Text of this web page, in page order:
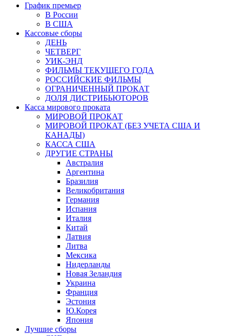
График премьер
В России
В США
Кассовые сборы
ДЕНЬ
ЧЕТВЕРГ
УИК-ЭНД
ФИЛЬМЫ ТЕКУЩЕГО ГОДА
РОССИЙСКИЕ ФИЛЬМЫ
ОГРАНИЧЕННЫЙ ПРОКАТ
ДОЛЯ ДИСТРИБЬЮТОРОВ
Касса мирового проката
МИРОВОЙ ПРОКАТ
МИРОВОЙ ПРОКАТ (БЕЗ УЧЕТА США И
КАНАДЫ)
КАССА США
ДРУГИЕ СТРАНЫ
Австралия
Аргентина
Бразилия
Великобритания
Германия
Испания
Италия
Китай
Латвия
Литва
Мексика
Нидерланды
Новая Зеландия
Украина
Франция
Эстония
Ю.Корея
Япония
Лучшие сборы